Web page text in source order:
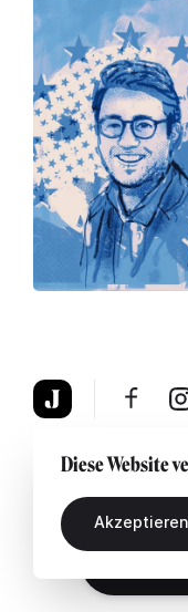
Über uns
Diese Website
Akzeptieren